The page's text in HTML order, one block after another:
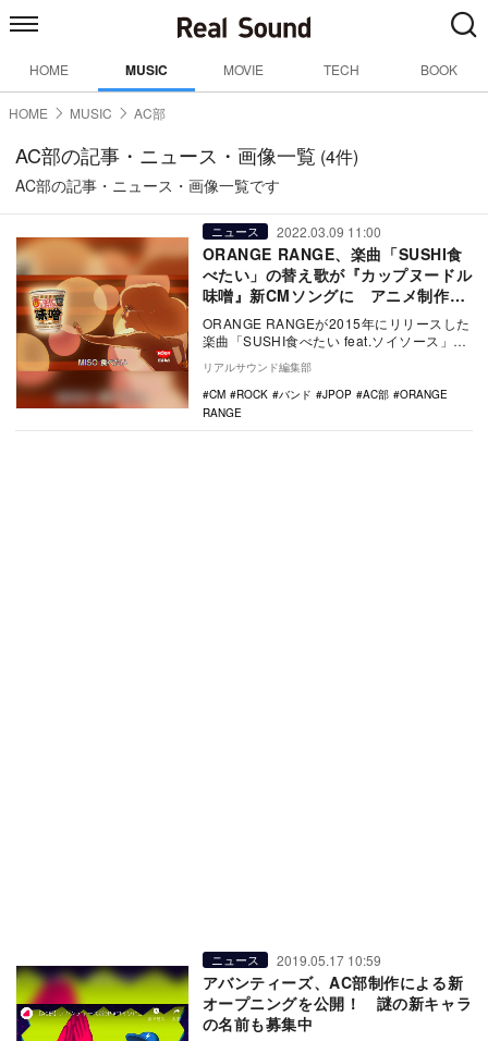
HOME MUSIC MOVIE TECH BOOK
HOME MUSIC AC部
AC部の記事・ニュース・画像一覧 (4件)
AC部の記事・ニュース・画像一覧です
ニュース 2022.03.09 11:00
ORANGE RANGE、楽曲「SUSHI食
べたい」の替え歌が『カップヌードル
味噌』新CMソングに アニメ制作は
MV同様AC部が担当
ORANGE RANGEが2015年にリリースした
楽曲「SUSHI食べたい feat.ソイソース」を
アレンジした替え歌が、日清食…
リアルサウンド編集部
CM
ROCK バンド JPOP AC部
ORANGE
RANGE
ニュース 2019.05.17 10:59
アバンティーズ、AC部制作による新
オープニングを公開！ 謎の新キャラ
の名前も募集中